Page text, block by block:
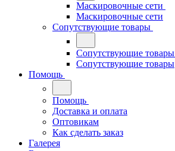
Маскировочные сети
Маскировочные сети
Сопутствующие товары
Сопутствующие товары
Сопутствующие товары
Помощь
Помощь
Доставка и оплата
Оптовикам
Как сделать заказ
Галерея